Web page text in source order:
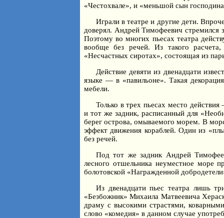
«Честохвале», и «меньшой сын
Играли в театре и другие дети.
доверял. Андрей Тимофеевич стремился
Поэтому во многих пьесах театра
вообще без речей. Из такого
«Несчастных сиротах», состоящая из
Действие девяти из двенадцати
языке — в «павильоне». Такая
мебели.
Только в трех пьесах место
и тот же задник, расписанный для
берег острова, омываемого морем. В
эффект движения кораблей. Один из
без речей.
Под тот же задник Андрей
лесного отшельника неуместное море
болотовской «Награжденной
Из двенадцати пьес театра лишь
«Безбожник» Михаила Матвеевича
драму с высокими страстями,
слово «комедия» в данном случае